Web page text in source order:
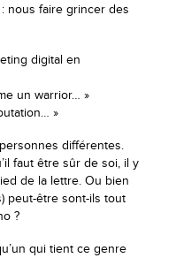
nous faire grincer des
digital en
un warrior… »
»
différentes.
faut être sûr de soi, il y
de la lettre. Ou bien
peut-être sont-ils tout
?
qui tient ce genre